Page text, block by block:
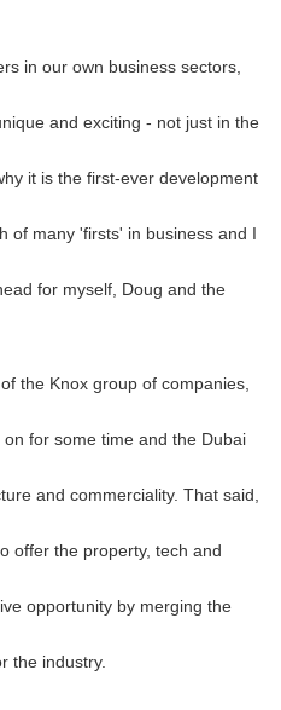
in our own business sectors,
and exciting - not just in the
it is the first-ever development
of many 'firsts' in business and I
for myself, Doug and the
the Knox group of companies,
for some time and the Dubai
and commerciality. That said,
offer the property, tech and
opportunity by merging the
the industry.